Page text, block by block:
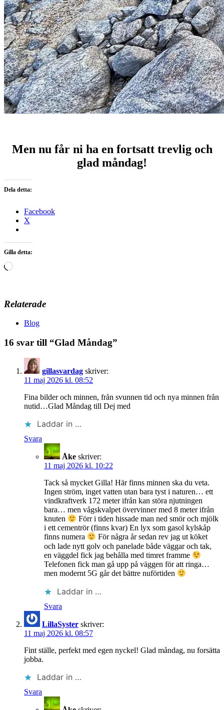
Men nu får ni ha en fortsatt trevlig och
glad måndag!
Dela detta:
Facebook
X
Gilla detta:
Laddar
Relaterade
Blog
16 svar till “Glad Måndag”
gillasvardag skriver:
11 maj 2026 kl. 08:52
Fina bilder och minnen, från svunnen tid och nya minnen från
nutid…Glad Måndag till Dej med
Laddar in …
Svara
Åke skriver:
11 maj 2026 kl. 10:22
Tack så mycket Gilla! Här finns minnen ska du veta.
Ingen ström, inget vatten utan bara tyst i naturen… ett
vindkraftverk 172 meter ifrån kan störa njutningen
bara… men vågskvalpet övervinner med 8 meter ifrån
knuten
Förr i tiden hissade man ned smör och mjölk
i ett cementrör (finns kvar) En lyx som gasol kylskåp
finns numera
För några år sedan rev jag ut köket
och lade nytt golv och panelade både väggar och tak,
en väggdel fick jag behålla med timret framme
Telefonen fick man gå upp på väggen för att ringa…
men modernt 5G går det bättre nuförtiden
Laddar in …
Svara
LillaSyster skriver:
11 maj 2026 kl. 08:57
Fint ställe, perfekt med egen nyckel! Glad måndag, nu forsätta
jobba.
Laddar in …
Svara